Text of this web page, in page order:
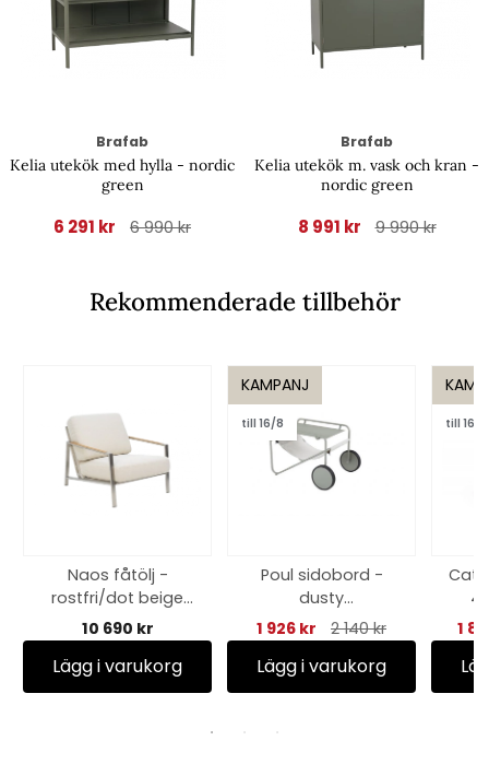
Brafab
Kelia utekök med hylla - nordic
green
6 291 kr 6 990 kr
Brafab
Kelia utekök m. vask och kran -
nordic green
8 991 kr 9 990 kr
Rekommenderade tillbehör
Naos fåtölj -
rostfri/dot beige
dyna
10 690 kr
Lägg i varukorg
KAMPANJ
till 16/8
Poul sidobord -
dusty
green/offwhite
textilene
1 926 kr 2 140 kr
Lägg i varukorg
till 16/8
1